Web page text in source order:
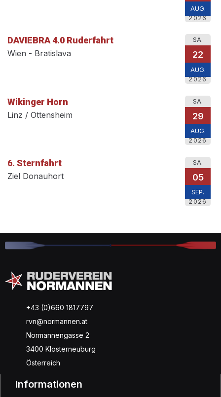
AUG.
2026
SA.
22
AUG.
2026
DAVIEBRA 4.0 Ruderfahrt
Wien - Bratislava
SA.
29
AUG.
2026
Wikinger Horn
Linz / Ottensheim
SA.
05
SEP.
2026
6. Sternfahrt
Ziel Donauhort
+43 (0)660 1817797
rvn@normannen.at
Normannengasse 2
3400 Klosterneuburg
Österreich
Informationen